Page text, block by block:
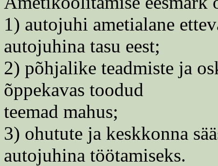
1) autojuhi ametialane
autojuhina tasu eest;
2) põhjalike teadmiste ja
õppekavas toodud
teemad mahus;
3) ohutute ja keskkonna
autojuhina töötamiseks.